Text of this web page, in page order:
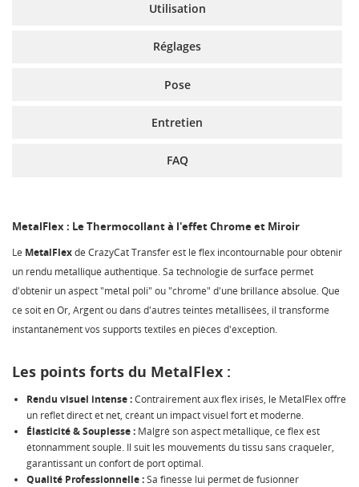
Utilisation
Réglages
Pose
Entretien
FAQ
MetalFlex : Le Thermocollant à l'effet Chrome et Miroir
Le MetalFlexde CrazyCat Transfer est le flex incontournable pour obtenir
un rendu métallique authentique. Sa technologie de surface permet
d'obtenir un aspect "métal poli" ou "chrome" d'une brillance absolue. Que
ce soit en Or, Argent ou dans d'autres teintes métallisées, il transforme
instantanément vos supports textiles en pièces d'exception.
Les points forts du MetalFlex :
Rendu visuel intense :Contrairement aux flex irisés, le MetalFlex offre
un reflet direct et net, créant un impact visuel fort et moderne.
Élasticité & Souplesse : Malgré son aspect métallique, ce flex est
étonnamment souple. Il suit les mouvements du tissu sans craqueler,
garantissant un confort de port optimal.
Qualité Professionnelle :Sa finesse lui permet de fusionner